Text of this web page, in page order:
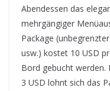
Abendessen das
mehrgängiger
Package
usw.) kostet 10 USD
Bord gebucht werden.
3 USD lohnt sich das